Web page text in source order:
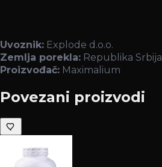
Uvoznik: Explode d.o.o.
Zemlja porekla: Republika Srbija
Proizvođač: Maximalium
Povezani proizvodi